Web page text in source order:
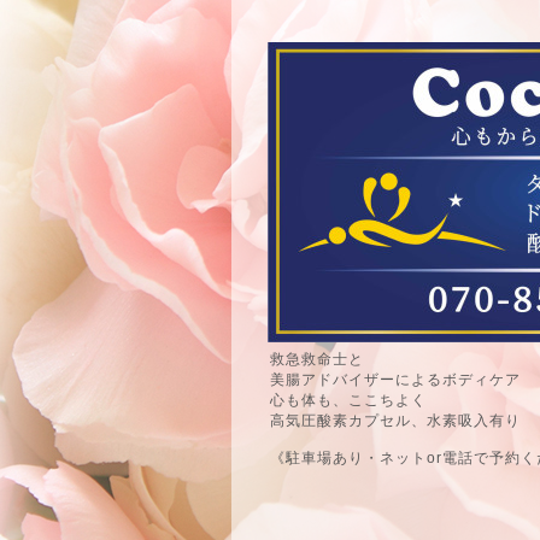
救急救命士と
美腸アドバイザーによるボディケア
心も体も、ここちよく
高気圧酸素カプセル、水素吸入有り
《駐車場あり・ネットor電話で予約